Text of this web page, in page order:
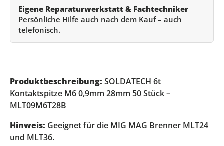
Eigene Reparaturwerkstatt & Fachtechniker
Persönliche Hilfe auch nach dem Kauf – auch
telefonisch.
Produktbeschreibung: SOLDATECH 6t
Kontaktspitze M6 0,9mm 28mm 50 Stück –
MLT09M6T28B
Hinweis: Geeignet für die MIG MAG Brenner MLT24
und MLT36.